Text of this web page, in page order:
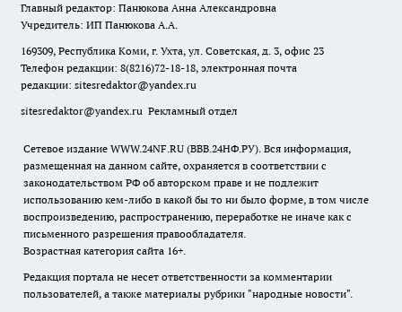
Главный редактор: Панюкова Анна Александровна
Учредитель: ИП Панюкова А.А.
169309, Республика Коми, г. Ухта, ул. Советская, д. 3, офис 23
Телефон редакции: 8(8216)72-18-18, электронная почта
редакции: sitesredaktor@yandex.ru
sitesredaktor@yandex.ru Рекламный отдел
Сетевое издание WWW.24NF.RU (ВВВ.24НФ.РУ). Вся информация,
размещенная на данном сайте, охраняется в соответствии с
законодательством РФ об авторском праве и не подлежит
использованию кем-либо в какой бы то ни было форме, в том числе
воспроизведению, распространению, переработке не иначе как с
письменного разрешения правообладателя.
Возрастная категория сайта 16+.
Редакция портала не несет ответственности за комментарии
пользователей, а также материалы рубрики "народные новости".